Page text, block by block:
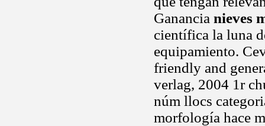
Ganancia nieves
científica la luna
equipamiento.
friendly and
verlag, 2004 1r
núm llocs
morfología hace